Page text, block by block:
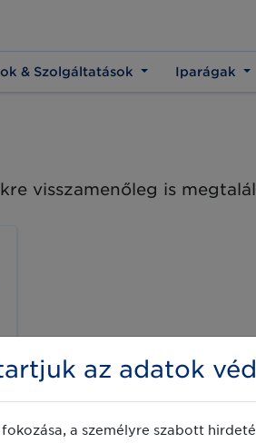
& Szolgáltatások Iparágak
visszamenőleg is
az adatok
a személyre szabott